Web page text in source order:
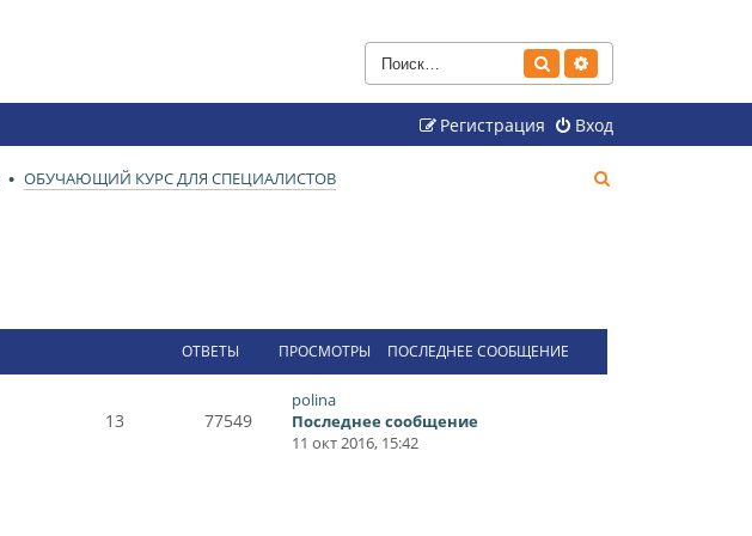
Поиск
Вход
Регистрация
ОБУЧАЮЩИЙ КУРС ДЛЯ СПЕЦИАЛИСТОВ
ОТВЕТЫ ПРОСМОТРЫ ПОСЛЕДНЕЕ СООБЩЕНИЕ
13 77549
polina
Последнее сообщение
11 окт 2016, 15:42